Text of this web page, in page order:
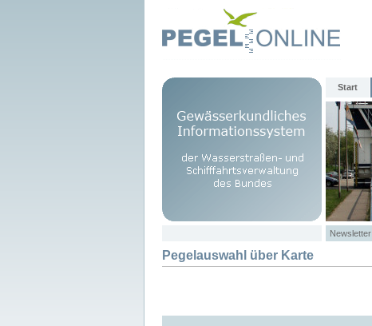
Start
Newsletter
Pegelauswahl über Karte